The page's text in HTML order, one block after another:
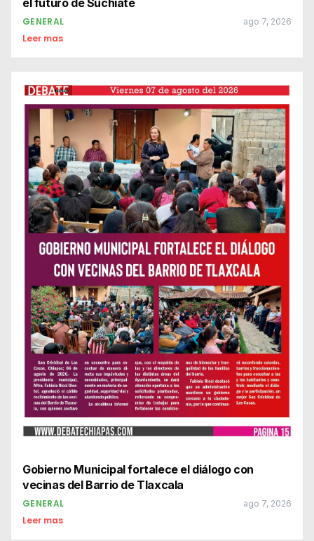
el futuro de Suchiate
GENERAL ago 7, 2026
Leer mas
Gobierno Municipal fortalece el diálogo con
vecinas del Barrio de Tlaxcala
GENERAL ago 7, 2026
Leer mas